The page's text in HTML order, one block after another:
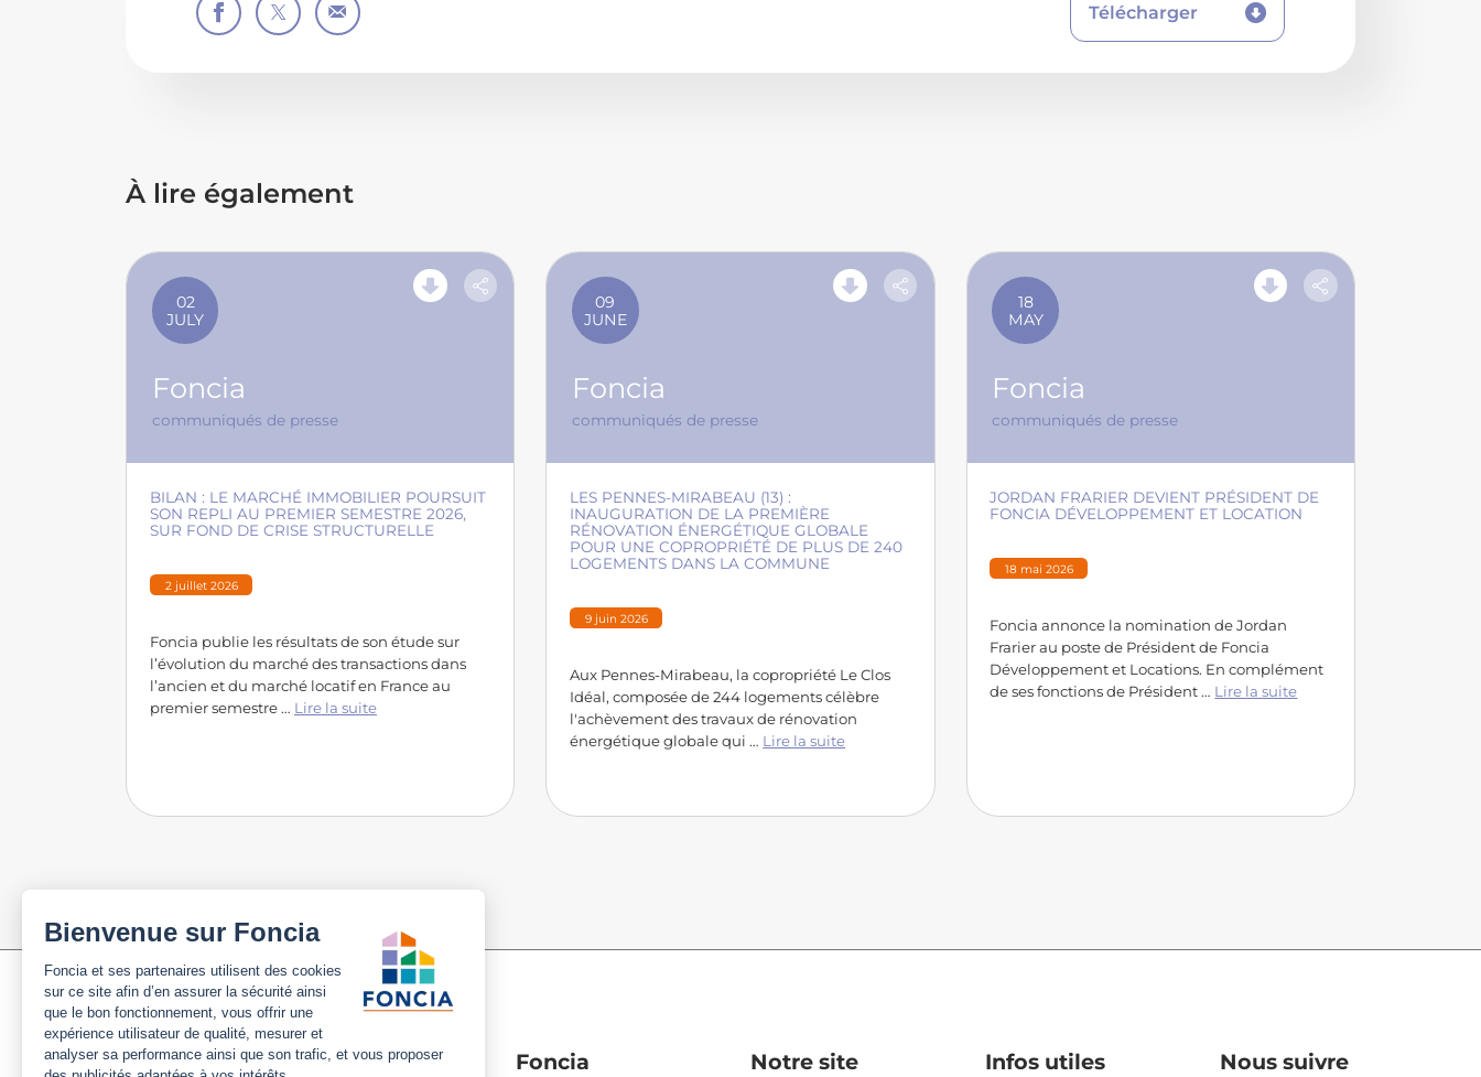
Télécharger
À lire également
02
JULY
Foncia
communiqués de presse
BILAN : LE MARCHÉ IMMOBILIER POURSUIT
SON REPLI AU PREMIER SEMESTRE 2026,
SUR FOND DE CRISE STRUCTURELLE
2 juillet 2026
Foncia publie les résultats de son étude sur
l’évolution du marché des transactions dans
l’ancien et du marché locatif en France au
premier semestre … Lire la suite
09
JUNE
Foncia
communiqués de presse
LES PENNES-MIRABEAU (13) :
INAUGURATION DE LA PREMIÈRE
RÉNOVATION ÉNERGÉTIQUE GLOBALE
POUR UNE COPROPRIÉTÉ DE PLUS DE 240
LOGEMENTS DANS LA COMMUNE
9 juin 2026
Aux Pennes-Mirabeau, la copropriété Le Clos
Idéal, composée de 244 logements célèbre
l'achèvement des travaux de rénovation
énergétique globale qui … Lire la suite
18
MAY
Foncia
communiqués de presse
JORDAN FRARIER DEVIENT PRÉSIDENT DE
FONCIA DÉVELOPPEMENT ET LOCATION
18 mai 2026
Foncia annonce la nomination de Jordan
Frarier au poste de Président de Foncia
Développement et Locations. En complément
de ses fonctions de Président … Lire la suite
Foncia Notre site Infos utiles Nous suivre